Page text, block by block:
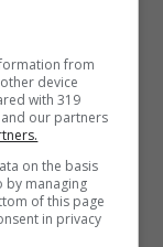
from
device
with 319
our partners
on the basis
by managing
of this page
in privacy